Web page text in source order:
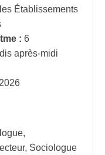
Établissements
: 6
après-midi
Sociologue